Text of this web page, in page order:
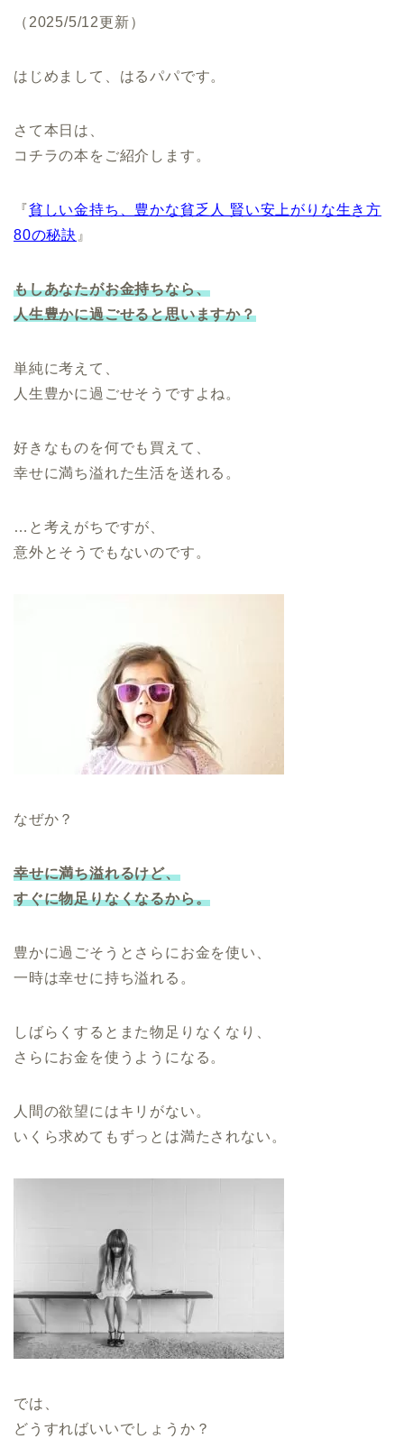
（2025/5/12更新）
はじめまして、はるパパです。
さて本日は、
コチラの本をご紹介します。
『貧しい金持ち、豊かな貧乏人 賢い安上がりな生き方
80の秘訣 』
もしあなたがお金持ちなら、
人生豊かに過ごせると思いますか？
単純に考えて、
人生豊かに過ごせそうですよね。
好きなものを何でも買えて、
幸せに満ち溢れた生活を送れる。
…と考えがちですが、
意外とそうでもないのです。
なぜか？
幸せに満ち溢れるけど、
すぐに物足りなくなるから。
豊かに過ごそうとさらにお金を使い、
一時は幸せに持ち溢れる。
しばらくするとまた物足りなくなり、
さらにお金を使うようになる。
人間の欲望にはキリがない。
いくら求めてもずっとは満たされない。
では、
どうすればいいでしょうか？